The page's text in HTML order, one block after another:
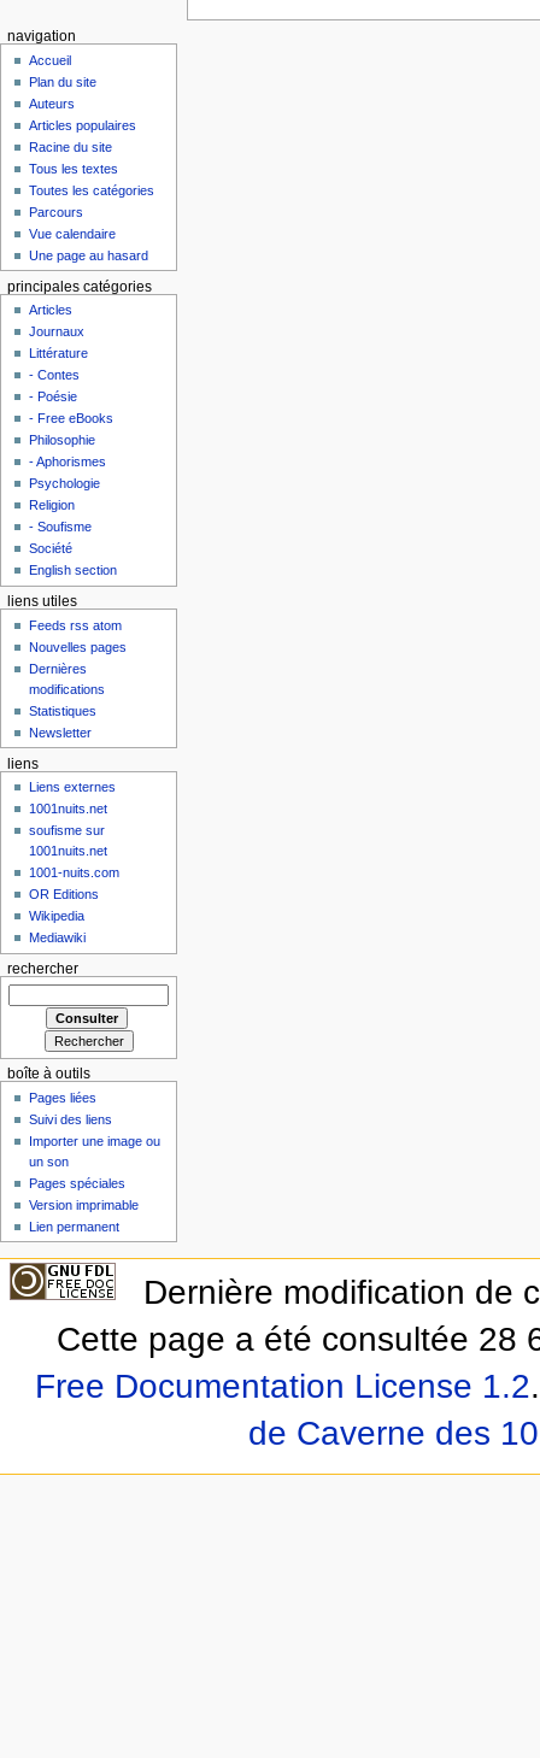
navigation
Accueil
Plan du site
Auteurs
Articles populaires
Racine du site
Tous les textes
Toutes les catégories
Parcours
Vue calendaire
Une page au hasard
principales catégories
Articles
Journaux
Littérature
- Contes
- Poésie
- Free eBooks
Philosophie
- Aphorismes
Psychologie
Religion
- Soufisme
Société
English section
liens utiles
Feeds rss atom
Nouvelles pages
Dernières
modifications
Statistiques
Newsletter
liens
Liens externes
1001nuits.net
soufisme sur
1001nuits.net
1001-nuits.com
OR Editions
Wikipedia
Mediawiki
rechercher
boîte à outils
Pages liées
Suivi des liens
Importer une image ou
un son
Pages spéciales
Version imprimable
Lien permanent
Dernière modification de
Cette page a été consultée 28
Free Documentation License 1.2.
de Caverne des